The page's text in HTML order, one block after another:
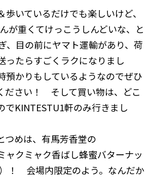
歩いているだけでも楽しいけど、
が重くてけっこうしんどいな、と
、目の前にヤマト運輸があり、荷
ったらすごくラクになりまし
かりもしているようなのでぜひ
ださい！ そして買い物は、どこ
でKINTESTU1軒のみ行きまし
つめは、有馬芳香堂の
ャクミャク香ばし蜂蜜バターナッ
！ 会場内限定のよう。なんだか